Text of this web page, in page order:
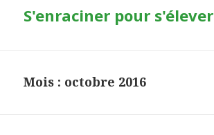
S'enraciner pour s'élever
Mois : octobre 2016